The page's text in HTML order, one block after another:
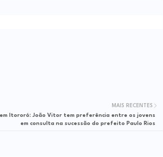
MAIS RECENTES
em Itororó: João Vitor tem preferência entre os jovens
em consulta na sucessão do prefeito Paulo Rios